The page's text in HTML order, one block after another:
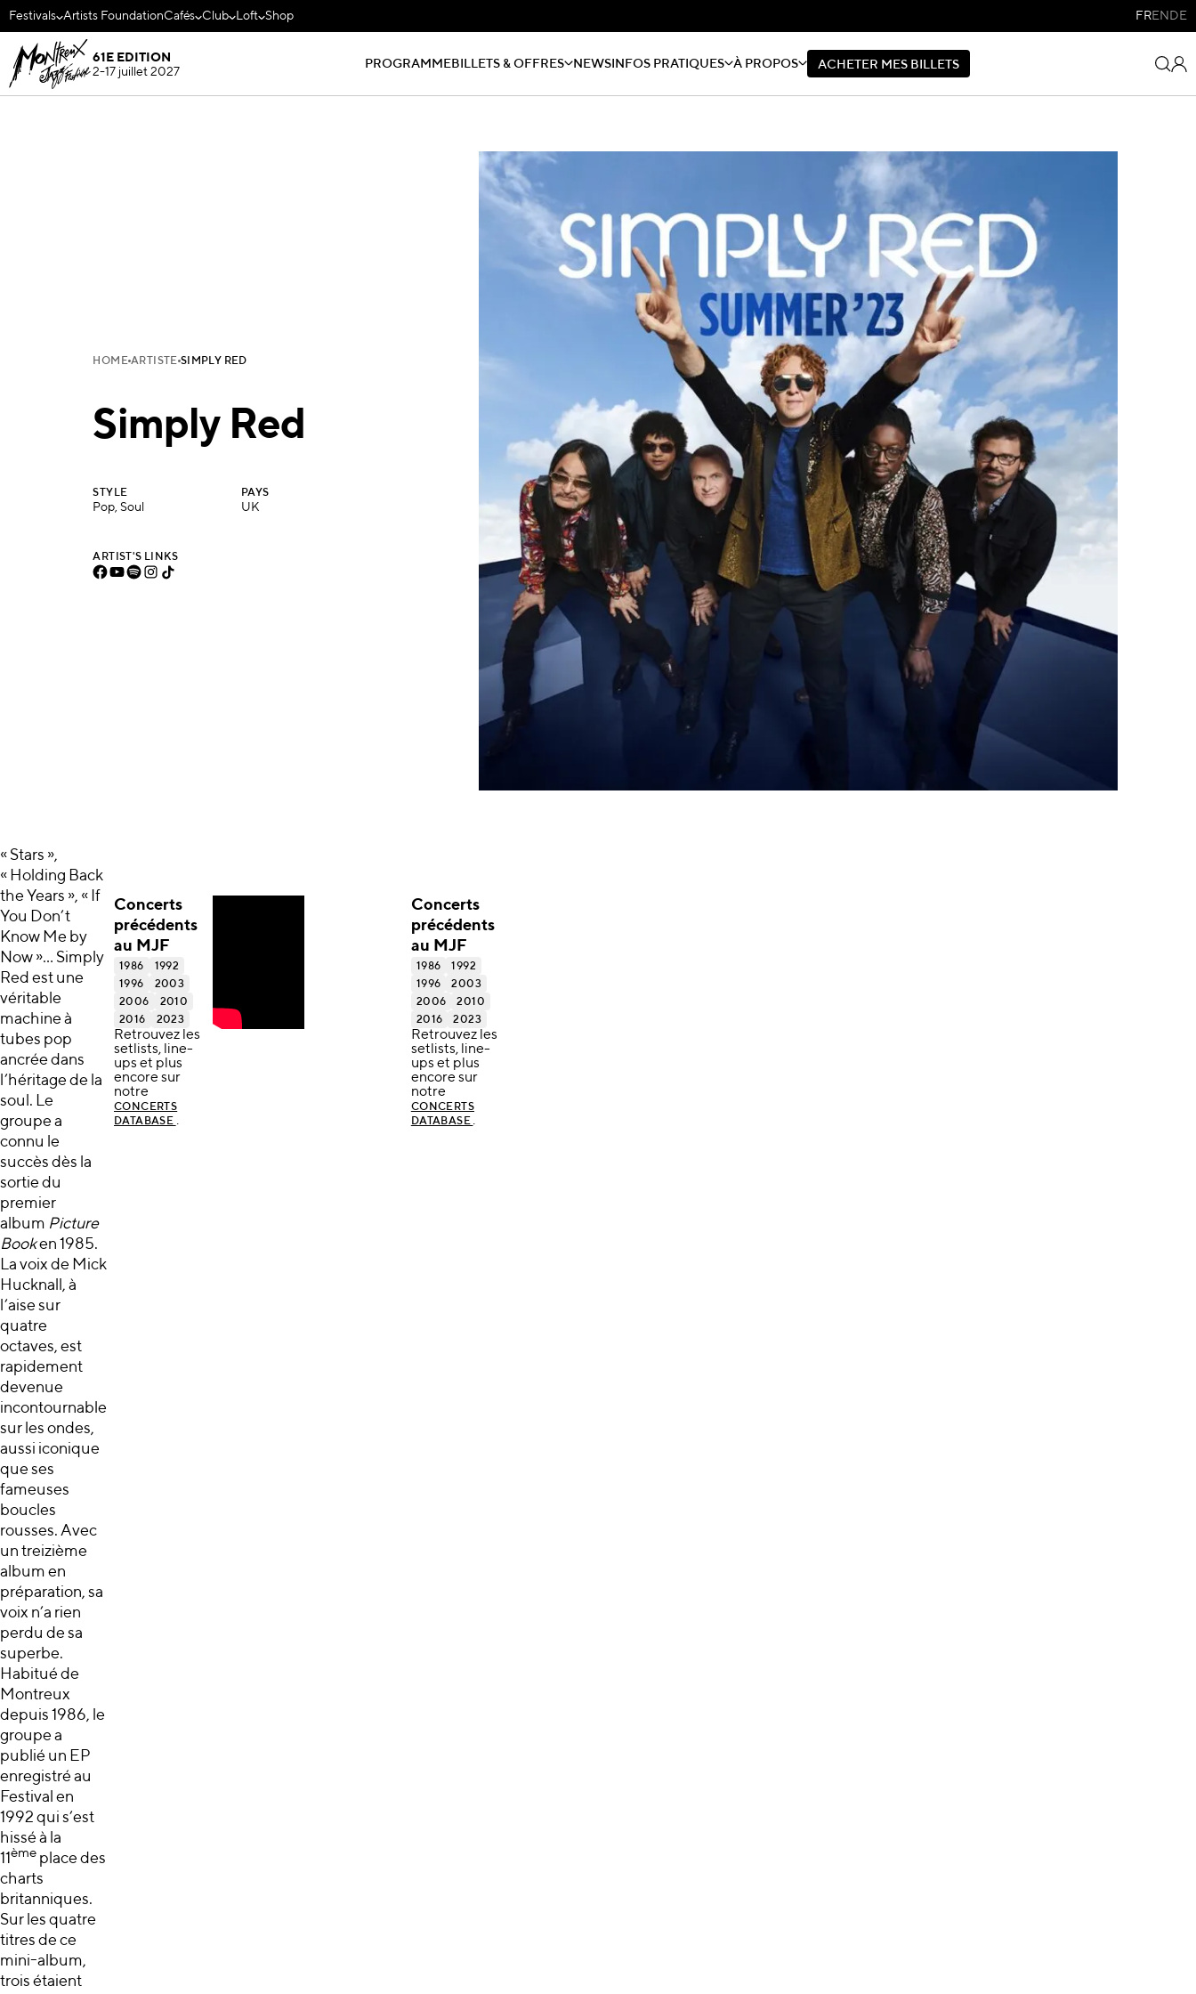
Festivals Artists FoundationCafés Club Loft Shop FREN DE
61E EDITION
2-17 juillet 2027
PROGRAMMEBILLETS & OFFRES NEWSINFOS PRATIQUES À PROPOS AC H ET ER M ES B LLET S
ACHETER MES BILLETS
HOME ARTISTE SIMPLY RED
Simply Red
STYLE
Pop, Soul
PAYS
UK
ARTIST'S LINKS
« Stars »,
« Holding Back
the Years », « If
You Don’t
Know Me by
Now »… Simply
Red est une
véritable
machine à
tubes pop
ancrée dans
l’héritage de la
soul. Le
groupe a
connu le
succès dès la
sortie du
premier
album Picture
Booken 1985.
La voix de Mick
Hucknall, à
l’aise sur
quatre
octaves, est
rapidement
devenue
incontournable
sur les ondes,
aussi iconique
que ses
fameuses
boucles
rousses. Avec
un treizième
album en
préparation, sa
voix n’a rien
perdu de sa
superbe.
Habitué de
Montreux
depuis 1986, le
groupe a
publié un EP
enregistré au
Festival en
1992 qui s’est
hissé à la
11 ème place des
charts
britanniques.
Sur les quatre
titres de ce
mini-album,
trois étaient
Concerts
précédents
au MJF
1986
1992
1996
2003
2006
2010
2016
2023
Retrouvez les
setlists, line-
ups et plus
encore sur
notre
CONCERTS
DATABASE .
Concerts
précédents
au MJF
1986
1992
1996
2003
2006
2010
2016
2023
Retrouvez les
setlists, line-
ups et plus
encore sur
notre
CONCERTS
DATABASE .